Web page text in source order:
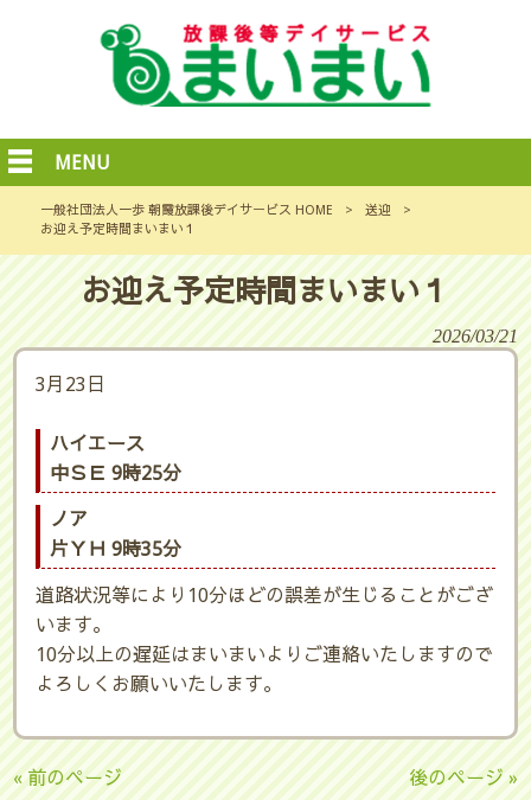
MENU
一般社団法人一歩 朝霞放課後デイサービス HOME > 送迎
>
お迎え予定時間まいまい１
お迎え予定時間まいまい１
2026/03/21
3月23日
ハイエース
中ＳＥ 9時25分
ノア
片ＹＨ 9時35分
道路状況等により10分ほどの誤差が生じることがござ
います。
10分以上の遅延はまいまいよりご連絡いたしますので
よろしくお願いいたします。
« 前のページ 後のページ »